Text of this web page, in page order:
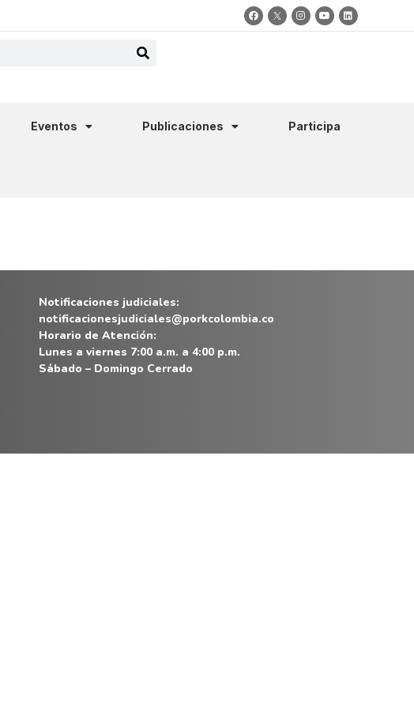
Eventos Publicaciones
Participa
Notificaciones judiciales:
notificacionesjudiciales@porkcolombia.co
Horario de Atención:
Lunes a viernes 7:00 a.m. a 4:00 p.m.
Sábado – Domingo Cerrado